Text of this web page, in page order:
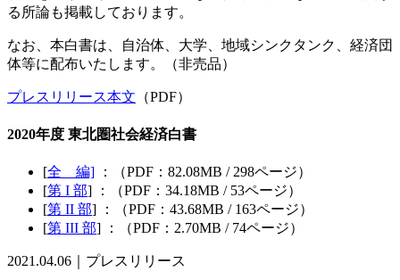
る所論も掲載しております。
なお、本白書は、自治体、大学、地域シンクタンク、経済団
体等に配布いたします。（非売品）
プレスリリース本文 （PDF）
2020年度 東北圏社会経済白書
[全 編] ：（PDF：82.08MB / 298ページ）
[第 I 部] ：（PDF：34.18MB / 53ページ）
[第 II 部] ：（PDF：43.68MB / 163ページ）
[第 III 部] ：（PDF：2.70MB / 74ページ）
2021.04.06｜プレスリリース